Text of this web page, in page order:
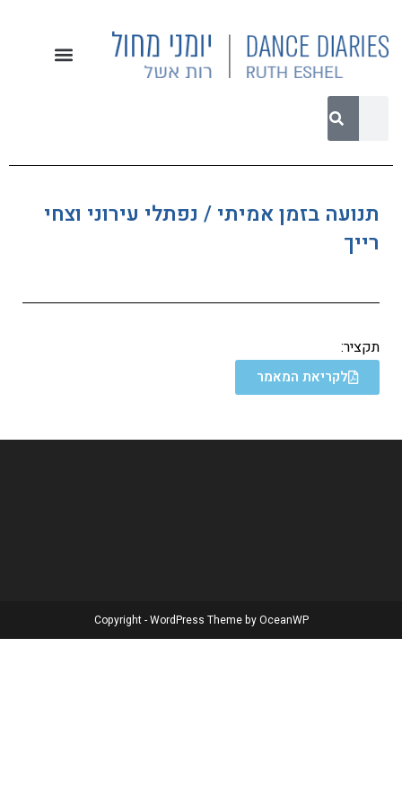
תנועה בזמן אמיתי / נפתלי עירוני וצחי
רייך
תקציר:
לקריאת המאמר
Copyright - WordPress Theme by OceanWP